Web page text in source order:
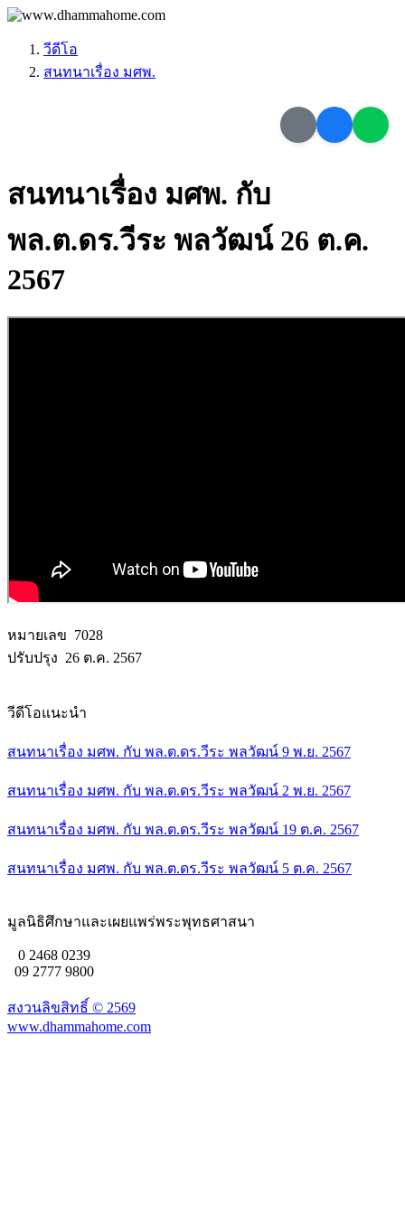
วีดีโอ
สนทนาเรื่อง มศพ.
สนทนาเรื่อง มศพ. กับ
พล.ต.ดร.วีระ พลวัฒน์ 26 ต.ค.
2567
หมายเลข 7028
ปรับปรุง 26 ต.ค. 2567
วีดีโอแนะนำ
สนทนาเรื่อง มศพ. กับ พล.ต.ดร.วีระ พลวัฒน์ 9 พ.ย. 2567
สนทนาเรื่อง มศพ. กับ พล.ต.ดร.วีระ พลวัฒน์ 2 พ.ย. 2567
สนทนาเรื่อง มศพ. กับ พล.ต.ดร.วีระ พลวัฒน์ 19 ต.ค. 2567
สนทนาเรื่อง มศพ. กับ พล.ต.ดร.วีระ พลวัฒน์ 5 ต.ค. 2567
มูลนิธิศึกษาและเผยแพร่พระพุทธศาสนา
0 2468 0239
09 2777 9800
สงวนลิขสิทธิ์ © 2569
www.dhammahome.com